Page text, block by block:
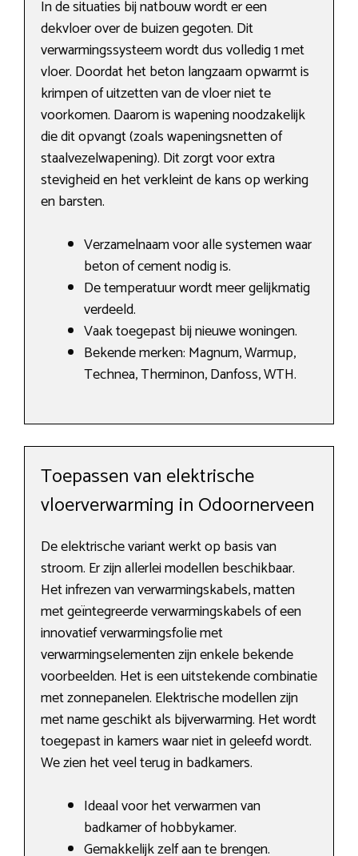
In de situaties bij natbouw wordt er een
dekvloer over de buizen gegoten. Dit
verwarmingssysteem wordt dus volledig 1 met
vloer. Doordat het beton langzaam opwarmt is
krimpen of uitzetten van de vloer niet te
voorkomen. Daarom is wapening noodzakelijk
die dit opvangt (zoals wapeningsnetten of
staalvezelwapening). Dit zorgt voor extra
stevigheid en het verkleint de kans op werking
en barsten.
Verzamelnaam voor alle systemen waar
beton of cement nodig is.
De temperatuur wordt meer gelijkmatig
verdeeld.
Vaak toegepast bij nieuwe woningen.
Bekende merken: Magnum, Warmup,
Technea, Therminon, Danfoss, WTH.
Toepassen van elektrische
vloerverwarming in Odoornerveen
De elektrische variant werkt op basis van
stroom. Er zijn allerlei modellen beschikbaar.
Het infrezen van verwarmingskabels, matten
met geïntegreerde verwarmingskabels of een
innovatief verwarmingsfolie met
verwarmingselementen zijn enkele bekende
voorbeelden. Het is een uitstekende combinatie
met zonnepanelen. Elektrische modellen zijn
met name geschikt als bijverwarming. Het wordt
toegepast in kamers waar niet in geleefd wordt.
We zien het veel terug in badkamers.
Ideaal voor het verwarmen van
badkamer of hobbykamer.
Gemakkelijk zelf aan te brengen.